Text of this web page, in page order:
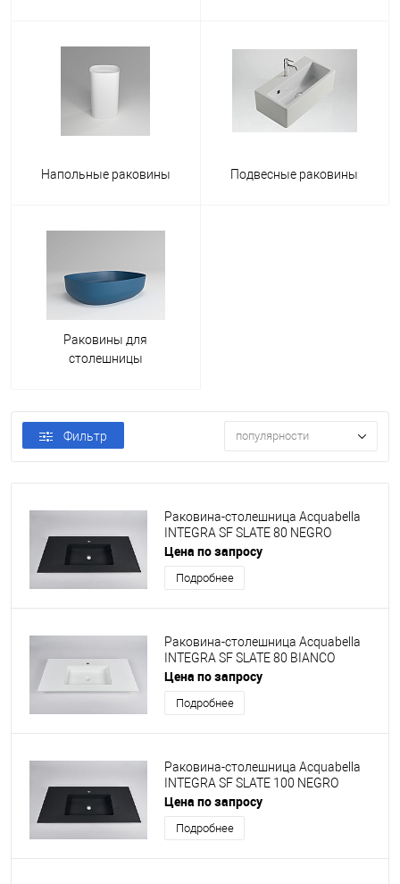
Напольные раковины Подвесные раковины
Раковины для
столешницы
Фильтр популярности
Раковина-столешница Acquabella
INTEGRA SF SLATE 80 NEGRO
Цена по запросу
Подробнее
Раковина-столешница Acquabella
INTEGRA SF SLATE 80 BIANCO
Цена по запросу
Подробнее
Раковина-столешница Acquabella
INTEGRA SF SLATE 100 NEGRO
Цена по запросу
Подробнее